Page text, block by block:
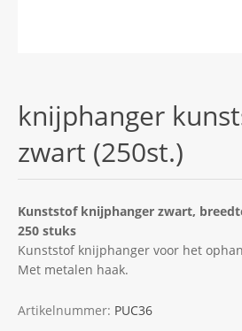
knijphanger
zwart (250st.)
Kunststof knijphanger zwart,
250 stuks
Kunststof knijphanger voor het
Met metalen haak.
Artikelnummer: PUC36